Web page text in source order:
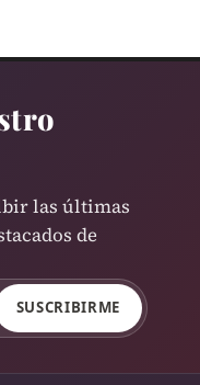
las últimas
de
SUSCRIBIRME